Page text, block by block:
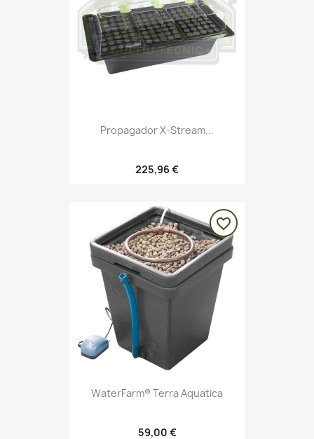
Propagador X-Stream...
225,96 €
WaterFarm® Terra Aquatica
59,00 €
favorite_border